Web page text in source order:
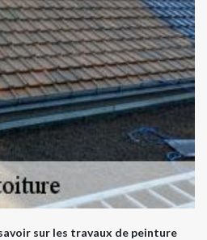
sur les travaux de peinture